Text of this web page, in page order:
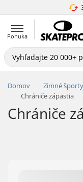
Ponuka
Domov Zimné športy
Chrániče zápästia
Chrániče